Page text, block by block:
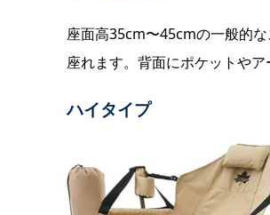
座面高35cm〜45cmの一般的
座れます。背面にポケットや
ハイタイプ